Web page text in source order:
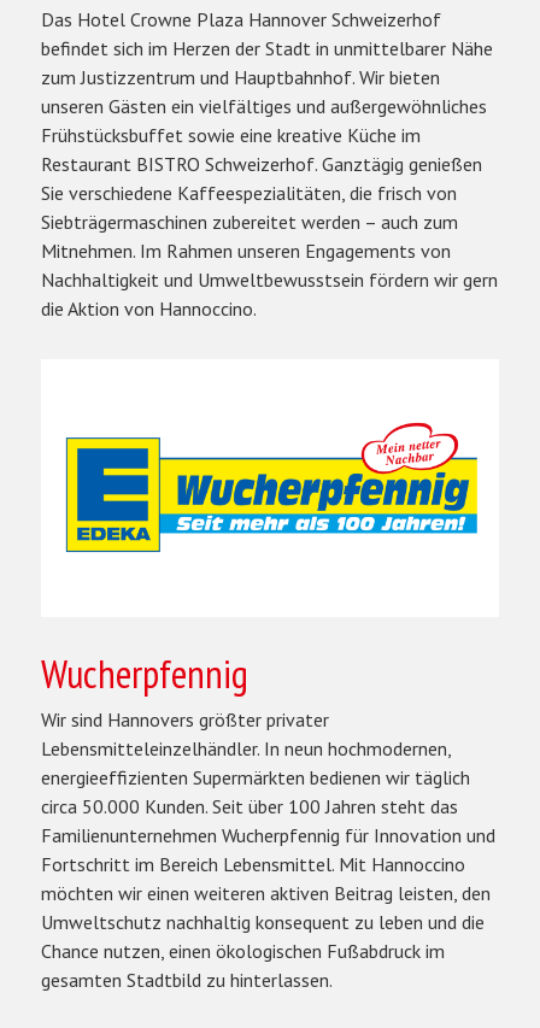
Das Hotel Crowne Plaza Hannover Schweizerhof
befindet sich im Herzen der Stadt in unmittelbarer Nähe
zum Justizzentrum und Hauptbahnhof. Wir bieten
unseren Gästen ein vielfältiges und außergewöhnliches
Frühstücksbuffet sowie eine kreative Küche im
Restaurant BISTRO Schweizerhof. Ganztägig genießen
Sie verschiedene Kaffeespezialitäten, die frisch von
Siebträgermaschinen zubereitet werden – auch zum
Mitnehmen. Im Rahmen unseren Engagements von
Nachhaltigkeit und Umweltbewusstsein fördern wir gern
die Aktion von Hannoccino.
Wucherpfennig
Wir sind Hannovers größter privater
Lebensmitteleinzelhändler. In neun hochmodernen,
energieeffizienten Supermärkten bedienen wir täglich
circa 50.000 Kunden. Seit über 100 Jahren steht das
Familienunternehmen Wucherpfennig für Innovation und
Fortschritt im Bereich Lebensmittel. Mit Hannoccino
möchten wir einen weiteren aktiven Beitrag leisten, den
Umweltschutz nachhaltig konsequent zu leben und die
Chance nutzen, einen ökologischen Fußabdruck im
gesamten Stadtbild zu hinterlassen.